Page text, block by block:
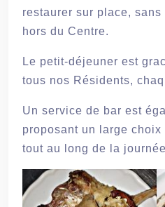
restaurer sur place,
hors du Centre.
Le petit-déjeuner est
tous nos Résidents,
Un service de bar est
proposant un large
tout au long de la